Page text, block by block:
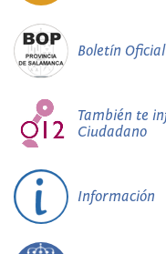
Boletín
También te
Ciudadano
Información